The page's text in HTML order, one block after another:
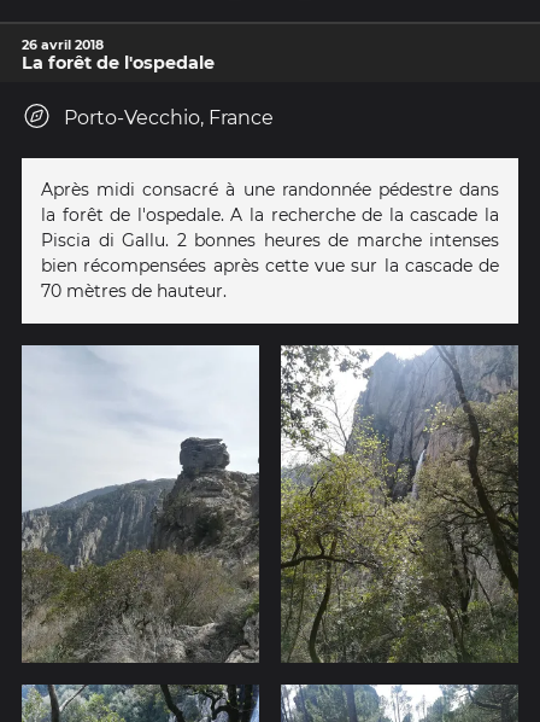
26 avril 2018
La forêt de l'ospedale
Porto-Vecchio, France
Après midi consacré à une randonnée pédestre dans
la forêt de l'ospedale. A la recherche de la cascade la
Piscia di Gallu. 2 bonnes heures de marche intenses
bien récompensées après cette vue sur la cascade de
70 mètres de hauteur.